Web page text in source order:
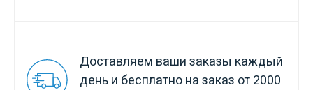
Доставляем ваши заказы каждый
день и бесплатно на заказ от 2000